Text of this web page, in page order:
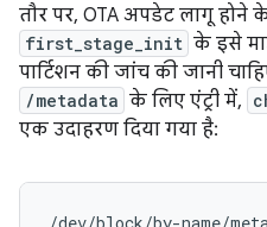
तौर पर, OTA अपडेट लागू होने
first_stage_init के इसे
पार्टिशन की जांच की जानी
/metadata के लिए एंट्री में,
एक उदाहरण दिया गया है: